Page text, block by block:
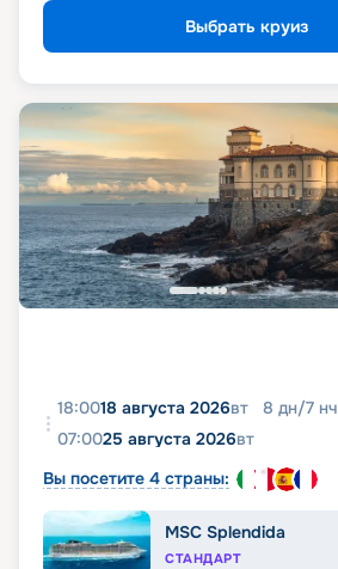
Выбрать круиз
18:0018 августа 2026вт 8 дн/7 нч
07:0025 августа 2026вт
Вы посетите 4 страны:
MSC Splendida
СТАНДАРТ